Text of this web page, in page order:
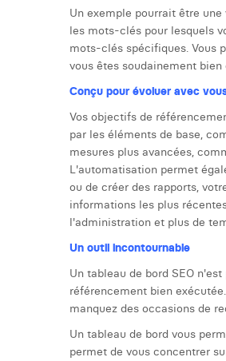
Un exemple pourrait être
les mots-clés pour lesquels
mots-clés spécifiques. Vous
vous êtes soudainement
Conçu pour évoluer avec
Vos objectifs de
par les éléments de base,
mesures plus avancées,
L'automatisation permet
ou de créer des rapports,
informations les plus
l'administration et plus de
Un outil incontournable
Un tableau de bord SEO
référencement bien
manquez des occasions de
Un tableau de bord vous
permet de vous concentrer